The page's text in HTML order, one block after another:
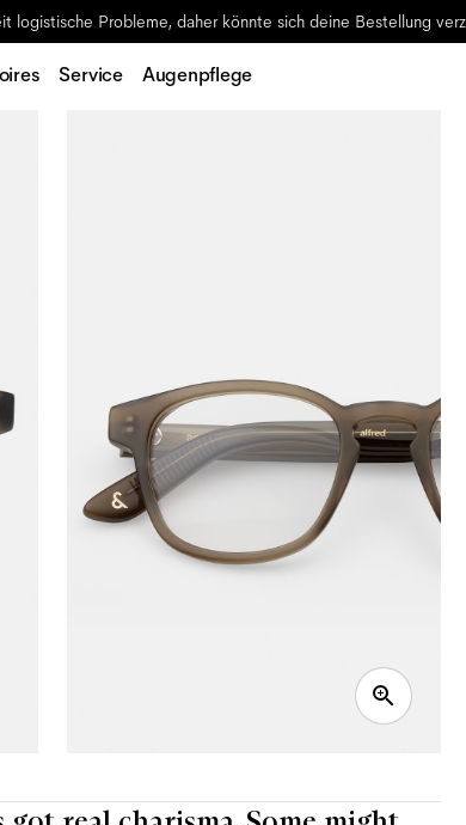
logistische Probleme, daher könnte sich deine Bestellung
Service Augenpflege